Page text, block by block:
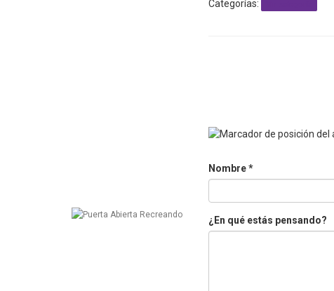
Categorías:
Nombre*
¿En qué estás pensando?